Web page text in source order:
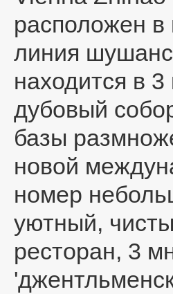
расположен в
линия
находится в
дубовый
базы
новой
номер
уютный,
ресторан, 3